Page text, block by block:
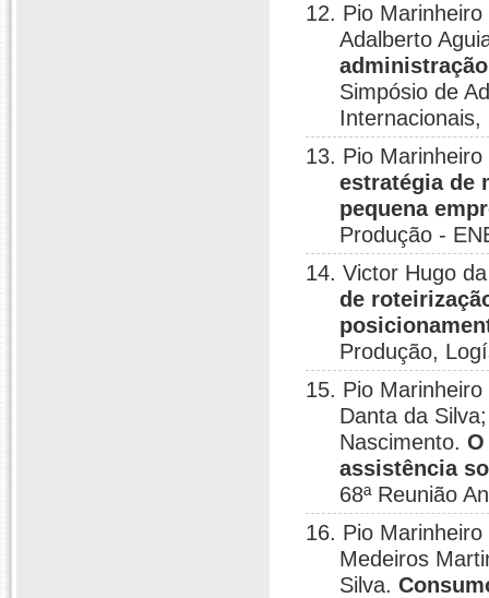
12. Pio
Adalberto
Simpósio de
13. Pio
estratégia de
pequena
Produção -
14. Victor Hugo
de
Produção,
15. Pio
Danta da
Nascimento.
assistência
68ª Reunião
16. Pio
Medeiros
Silva.